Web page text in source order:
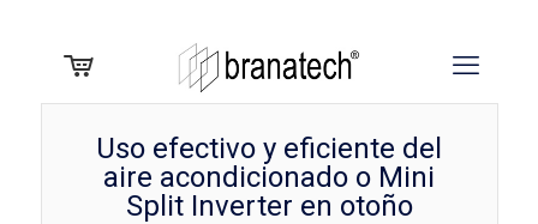
Uso efectivo y eficiente del
aire acondicionado o Mini
Split Inverter en otoño